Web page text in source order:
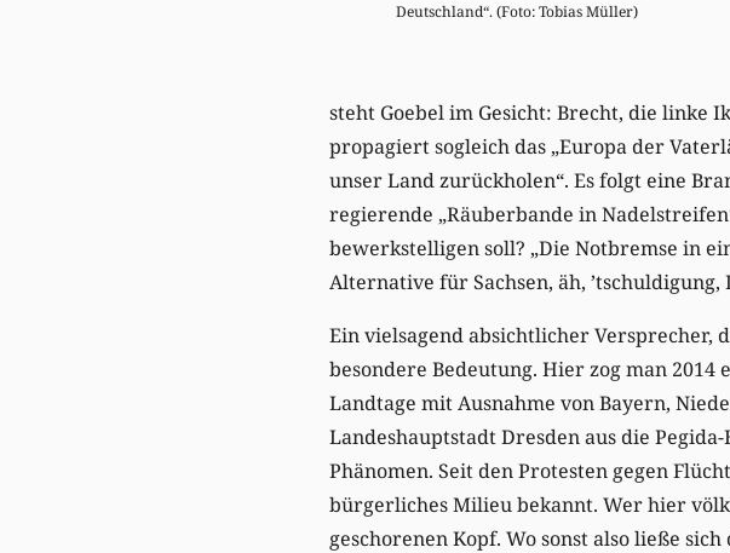
Deutschland“. (Foto: Tobias Müller)
steht Goebel im Gesicht: Brecht, die linke
propagiert sogleich das „Europa der
unser Land zurückholen“. Es folgt eine
regierende „Räuberbande in
bewerkstelligen soll? „Die Notbremse in
Alternative für Sachsen, äh, ’tschuldigung,
Ein vielsagend absichtlicher Versprecher,
besondere Bedeutung. Hier zog man
Landtage mit Ausnahme von Bayern,
Landeshauptstadt Dresden aus die
Phänomen. Seit den Protesten gegen
bürgerliches Milieu bekannt. Wer hier
geschorenen Kopf. Wo sonst also ließe